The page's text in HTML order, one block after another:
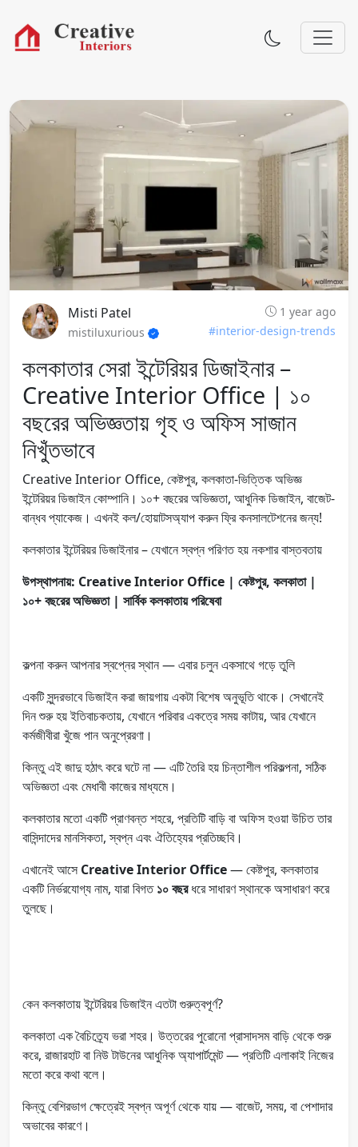
Misti Patel
1 year ago
mistiluxurious
#interior-design-trends
কলকাতার সেরা ইন্টেরিয়র ডিজাইনার –
Creative Interior Office | ১০
বছরের অভিজ্ঞতায় গৃহ ও অফিস সাজান
নিখুঁতভাবে
Creative Interior Office, কেষ্টপুর, কলকাতা-ভিত্তিক অভিজ্ঞ
ইন্টেরিয়র ডিজাইন কোম্পানি। ১০+ বছরের অভিজ্ঞতা, আধুনিক ডিজাইন, বাজেট-
বান্ধব প্যাকেজ। এখনই কল/হোয়াটসঅ্যাপ করুন ফ্রি কনসালটেশনের জন্য!
কলকাতার ইন্টেরিয়র ডিজাইনার – যেখানে স্বপ্ন পরিণত হয় নকশার বাস্তবতায়
উপস্থাপনায়: Creative Interior Office | কেষ্টপুর, কলকাতা |
১০+ বছরের অভিজ্ঞতা | সার্বিক কলকাতায় পরিষেবা
কল্পনা করুন আপনার স্বপ্নের স্থান — এবার চলুন একসাথে গড়ে তুলি
একটি সুন্দরভাবে ডিজাইন করা জায়গায় একটা বিশেষ অনুভূতি থাকে। সেখানেই
দিন শুরু হয় ইতিবাচকতায়, যেখানে পরিবার একত্রে সময় কাটায়, আর যেখানে
কর্মজীবীরা খুঁজে পান অনুপ্রেরণা।
কিন্তু এই জাদু হঠাৎ করে ঘটে না — এটি তৈরি হয় চিন্তাশীল পরিকল্পনা, সঠিক
অভিজ্ঞতা এবং মেধাবী কাজের মাধ্যমে।
কলকাতার মতো একটি প্রাণবন্ত শহরে, প্রতিটি বাড়ি বা অফিস হওয়া উচিত তার
বাসিন্দাদের মানসিকতা, স্বপ্ন এবং ঐতিহ্যের প্রতিচ্ছবি।
এখানেই আসে Creative Interior Office— কেষ্টপুর, কলকাতার
একটি নির্ভরযোগ্য নাম, যারা বিগত১০ বছরধরে সাধারণ স্থানকে অসাধারণ করে
তুলছে।
কেন কলকাতায় ইন্টেরিয়র ডিজাইন এতটা গুরুত্বপূর্ণ?
কলকাতা এক বৈচিত্র্যে ভরা শহর। উত্তরের পুরোনো প্রাসাদসম বাড়ি থেকে শুরু
করে, রাজারহাট বা নিউ টাউনের আধুনিক অ্যাপার্টমেন্ট — প্রতিটি এলাকাই নিজের
মতো করে কথা বলে।
কিন্তু বেশিরভাগ ক্ষেত্রেই স্বপ্ন অপূর্ণ থেকে যায় — বাজেট, সময়, বা পেশাদার
অভাবের কারণে।